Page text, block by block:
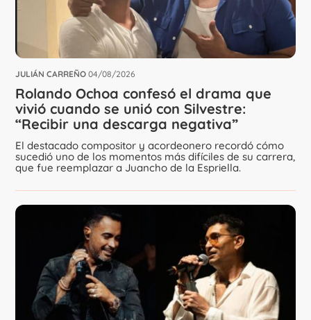
JULIÁN CARREÑO 04/08/2026
Rolando Ochoa confesó el drama que
vivió cuando se unió con Silvestre:
“Recibir una descarga negativa”
El destacado compositor y acordeonero recordó cómo
sucedió uno de los momentos más difíciles de su carrera,
que fue reemplazar a Juancho de la Espriella.